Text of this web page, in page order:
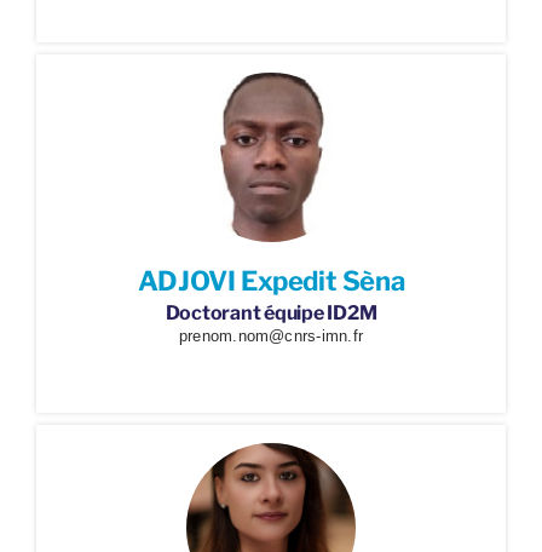
ADJOVI Expedit Sèna
Doctorant équipe ID2M
prenom.nom@cnrs-imn.fr